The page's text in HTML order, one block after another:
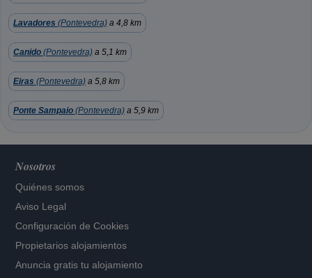
Lavadores (Pontevedra) a 4,8 km
Canido (Pontevedra) a 5,1 km
Eiras (Pontevedra) a 5,8 km
Ponte Sampaio (Pontevedra) a 5,9 km
Nosotros
Quiénes somos
Aviso Legal
Configuración de Cookies
Propietarios alojamientos
Anuncia gratis tu alojamiento